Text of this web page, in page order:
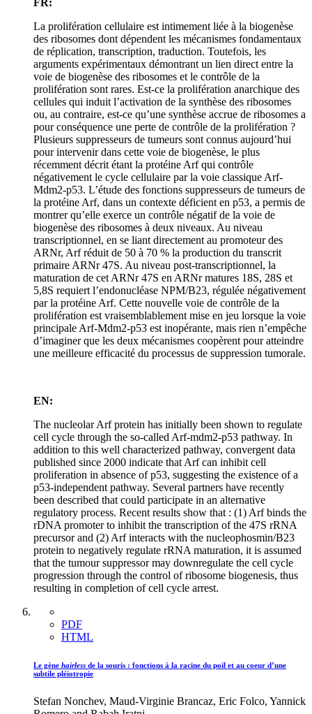
La prolifération cellulaire est intimement liée à la biogenèse
des ribosomes dont dépendent les mécanismes fondamentaux
de réplication, transcription, traduction. Toutefois, les
arguments expérimentaux démontrant un lien direct entre la
voie de biogenèse des ribosomes et le contrôle de la
prolifération sont rares. Est-ce la prolifération anarchique des
cellules qui induit l’activation de la synthèse des ribosomes
ou, au contraire, est-ce qu’une synthèse accrue de ribosomes a
pour conséquence une perte de contrôle de la prolifération ?
Plusieurs suppresseurs de tumeurs sont connus aujourd’hui
pour intervenir dans cette voie de biogenèse, le plus
récemment décrit étant la protéine Arf qui contrôle
négativement le cycle cellulaire par la voie classique Arf-
Mdm2-p53. L’étude des fonctions suppresseurs de tumeurs de
la protéine Arf, dans un contexte déficient en p53, a permis de
montrer qu’elle exerce un contrôle négatif de la voie de
biogenèse des ribosomes à deux niveaux. Au niveau
transcriptionnel, en se liant directement au promoteur des
ARNr, Arf réduit de 50 à 70 % la production du transcrit
primaire ARNr 47S. Au niveau post-transcriptionnel, la
maturation de cet ARNr 47S en ARNr matures 18S, 28S et
5,8S requiert l’endonucléase NPM/B23, régulée négativement
par la protéine Arf. Cette nouvelle voie de contrôle de la
prolifération est vraisemblablement mise en jeu lorsque la voie
principale Arf-Mdm2-p53 est inopérante, mais rien n’empêche
d’imaginer que les deux mécanismes coopèrent pour atteindre
une meilleure efficacité du processus de suppression tumorale.
EN:
The nucleolar Arf protein has initially been shown to regulate
cell cycle through the so-called Arf-mdm2-p53 pathway. In
addition to this well characterized pathway, convergent data
published since 2000 indicate that Arf can inhibit cell
proliferation in absence of p53, suggesting the existence of a
p53-independent pathway. Several partners have recently
been described that could participate in an alternative
regulatory process. Recent results show that : (1) Arf binds the
rDNA promoter to inhibit the transcription of the 47S rRNA
precursor and (2) Arf interacts with the nucleophosmin/B23
protein to negatively regulate rRNA maturation, it is assumed
that the tumour suppressor may downregulate the cell cycle
progression through the control of ribosome biogenesis, thus
resulting in completion of cell cycle arrest.
PDF
HTML
Le gène hairless de la souris : fonctions à la racine du poil et au coeur d’une
subtile pléiotropie
Stefan Nonchev, Maud-Virginie Brancaz, Eric Folco, Yannick